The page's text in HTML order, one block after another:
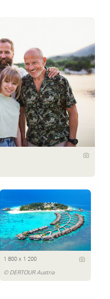
1 800 x 1 200
© DERTOUR Austria